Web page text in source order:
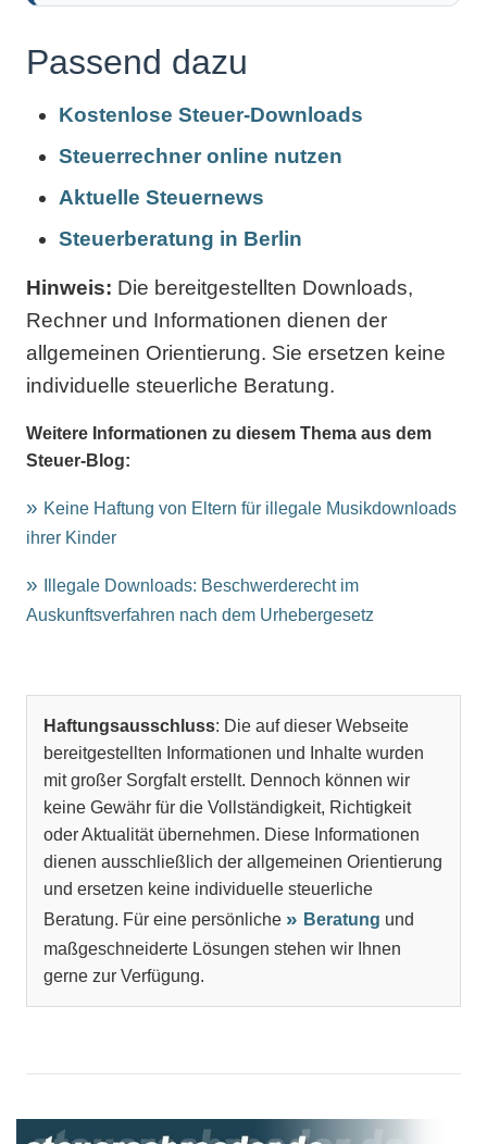
Passend dazu
Kostenlose Steuer-Downloads
Steuerrechner online nutzen
Aktuelle Steuernews
Steuerberatung in Berlin
Hinweis: Die bereitgestellten Downloads,
Rechner und Informationen dienen der
allgemeinen Orientierung. Sie ersetzen keine
individuelle steuerliche Beratung.
Weitere Informationen zu diesem Thema aus dem
Steuer-Blog:
Keine Haftung von Eltern für illegale Musikdownloads
ihrer Kinder
Illegale Downloads: Beschwerderecht im
Auskunftsverfahren nach dem Urhebergesetz
Haftungsausschluss: Die auf dieser Webseite
bereitgestellten Informationen und Inhalte wurden
mit großer Sorgfalt erstellt. Dennoch können wir
keine Gewähr für die Vollständigkeit, Richtigkeit
oder Aktualität übernehmen. Diese Informationen
dienen ausschließlich der allgemeinen Orientierung
und ersetzen keine individuelle steuerliche
Beratung. Für eine persönliche
Beratung und
maßgeschneiderte Lösungen stehen wir Ihnen
gerne zur Verfügung.